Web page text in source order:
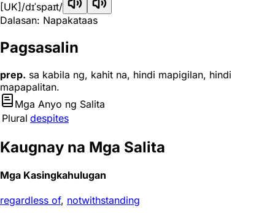
[UK] /dɪˈspaɪt/
Dalasan: Napakataas
Pagsasalin
prep. sa kabila ng, kahit na, hindi mapigilan, hindi
mapapalitan.
Mga Anyo ng Salita
Plural despites
Kaugnay na Mga Salita
Mga Kasingkahulugan
regardless of, notwithstanding